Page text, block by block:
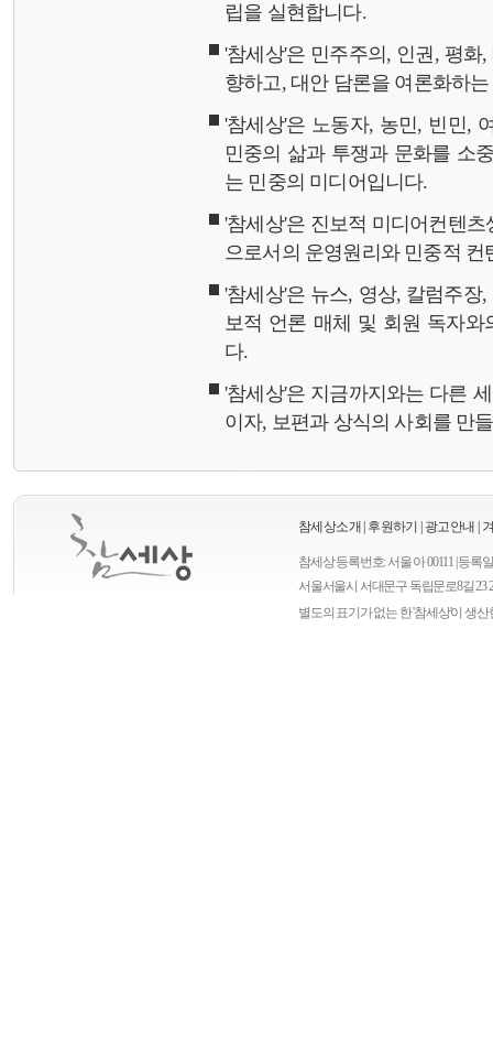
립을 실현합니다.
'참세상'은 민주주의, 인권, 평
향하고, 대안 담론을 여론화하
'참세상'은 노동자, 농민, 빈민,
민중의 삶과 투쟁과 문화를 소
는 민중의 미디어입니다.
'참세상'은 진보적 미디어컨텐
으로서의 운영원리와 민중적
'참세상'은 뉴스, 영상, 칼럼주
보적 언론 매체 및 회원 독자와
다.
'참세상'은 지금까지와는 다른
이자, 보편과 상식의 사회를 만
참세상소개 후원하기 광고안내
참세상 등록번호: 서울 아 00111 | 등록
서울서울시 서대문구 독립문로8길 23
별도의 표기가 없는 한 '참세상'이 생